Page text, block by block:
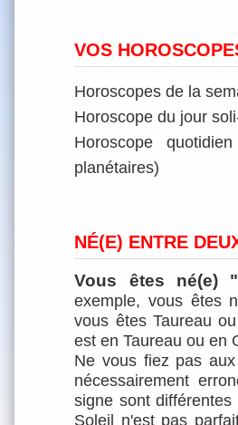
VOS
Horoscopes de la
Horoscope du jour
Horoscope
planétaires)
NÉ(E) ENTRE
Vous êtes né(e)
exemple, vous êtes
vous êtes Taureau
est en Taureau ou en
Ne vous fiez pas
nécessairement
signe sont
Soleil n'est pas